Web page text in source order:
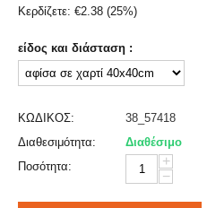
Κερδίζετε: €2.38 (25%)
είδος και διάσταση :
ΚΩΔΙΚΟΣ:
38_57418
Διαθεσιμότητα:
Διαθέσιμο
Ποσότητα:
+
−